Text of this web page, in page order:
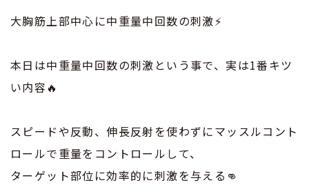
大胸筋上部中心に中重量中回数の刺激⚡️
本日は中重量中回数の刺激という事で、実は1番キツ
い内容🔥
スピードや反動、伸長反射を使わずにマッスルコント
ロールで重量をコントロールして、
ターゲット部位に効率的に刺激を与える👊